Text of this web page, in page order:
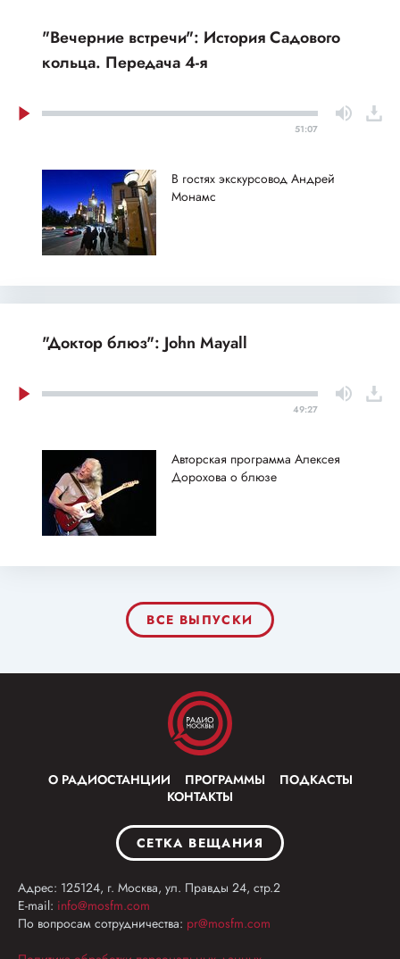
"Вечерние встречи": История Садового
кольца. Передача 4-я
51:07
В гостях экскурсовод Андрей
Монамс
"Доктор блюз": John Mayall
49:27
Авторская программа Алексея
Дорохова о блюзе
ВСЕ ВЫПУСКИ
О РАДИОСТАНЦИИ ПРОГРАММЫ
ПОДКАСТЫ
КОНТАКТЫ
СЕТКА ВЕЩАНИЯ
Адрес: 125124, г. Москва, ул. Правды 24, стр.2
E-mail: info@mosfm.com
По вопросам сотрудничества: pr@mosfm.com